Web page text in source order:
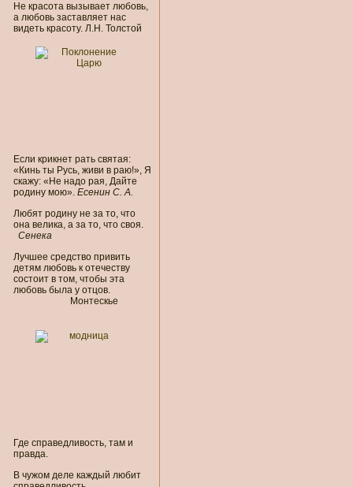
Не красота вызывает любовь,
а любовь заставляет нас
видеть красоту. Л.Н. Толстой
Если крикнет рать святая:
«Кинь ты Русь, живи в раю!», Я
скажу: «Не надо рая, Дайте
родину мою». Есенин С. А.
Любят родину не за то, что
она велика, а за то, что своя.
Сенека
Лучшее средство привить
детям любовь к отечеству
состоит в том, чтобы эта
любовь была у отцов.
Монтескье
Где справедливость, там и
правда.
В чужом деле каждый любит